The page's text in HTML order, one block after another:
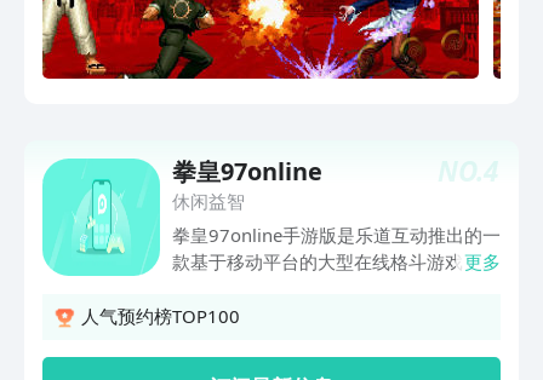
NO.4
拳皇97online
休闲益智
拳皇97online手游版是乐道互动推出的一
款基于移动平台的大型在线格斗游戏，
与闯关模式相结合，独创了交互性极强的
更多
人气预约榜TOP100